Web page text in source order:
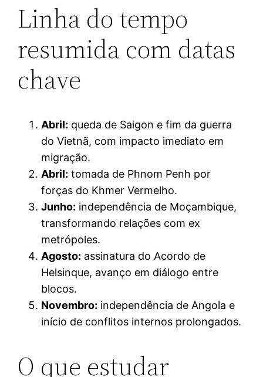
Linha do tempo
resumida com datas
chave
Abril: queda de Saigon e fim da guerra
do Vietnã, com impacto imediato em
migração.
Abril: tomada de Phnom Penh por
forças do Khmer Vermelho.
Junho: independência de Moçambique,
transformando relações com ex
metrópoles.
Agosto: assinatura do Acordo de
Helsinque, avanço em diálogo entre
blocos.
Novembro: independência de Angola e
início de conflitos internos prolongados.
O que estudar